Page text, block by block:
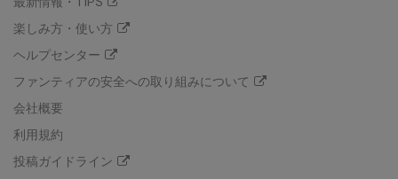
楽しみ方・使い方
ヘルプセンター
ファンティアの安全への取り組みについて
会社概要
利用規約
投稿ガイドライン